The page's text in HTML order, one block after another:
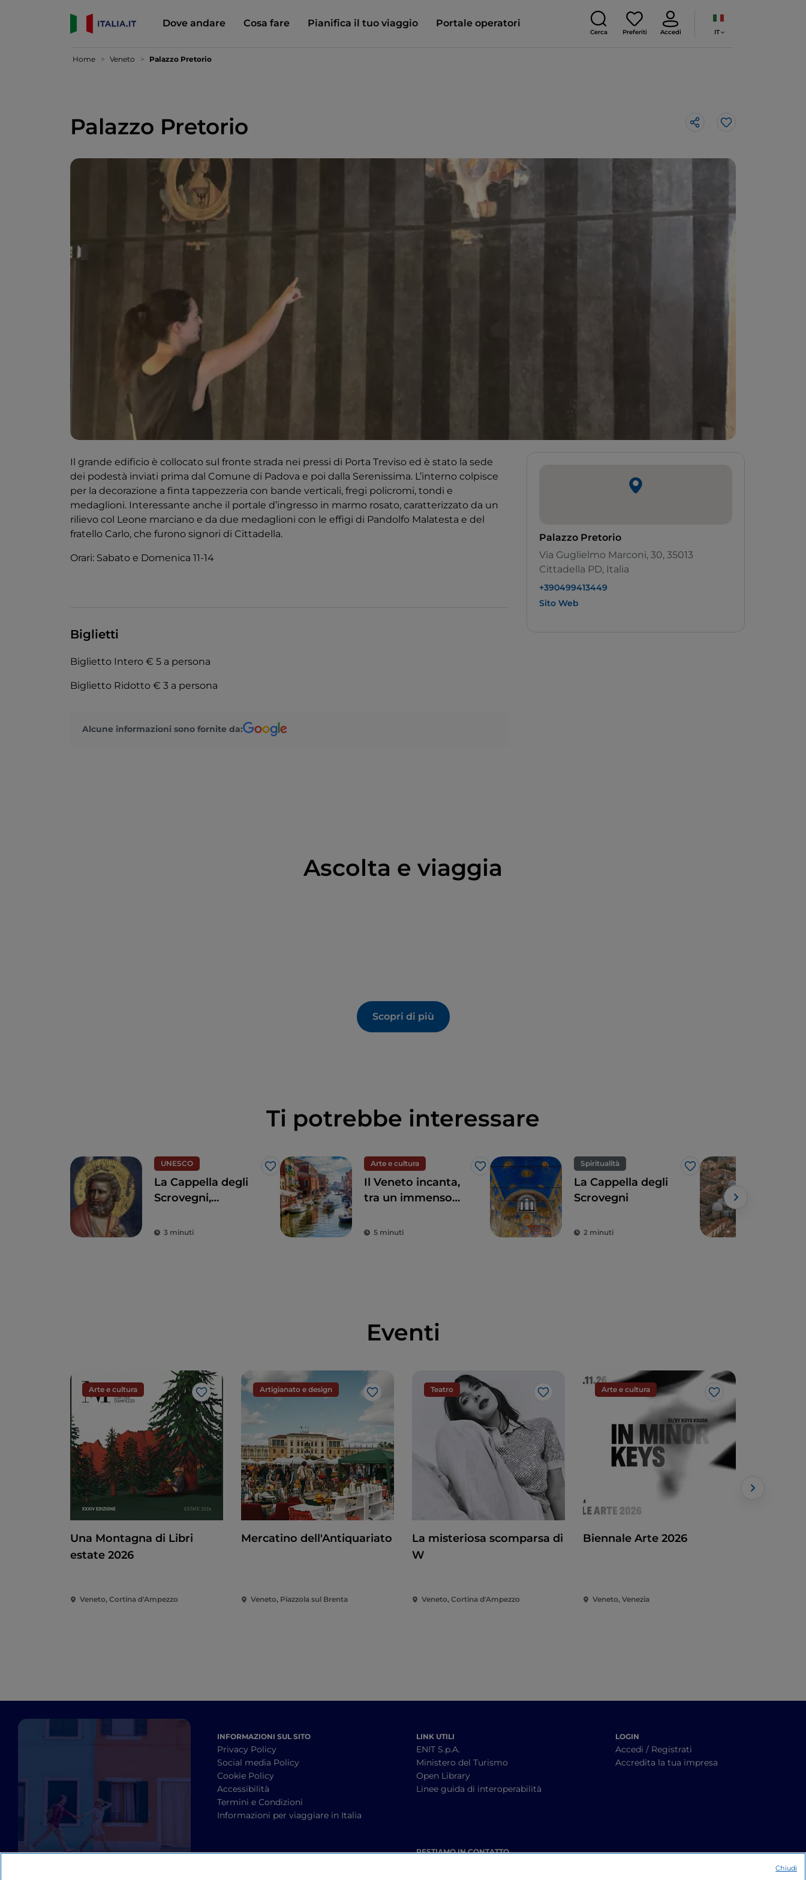
Dove andare Cosa fare Pianifica il tuo viaggio Portale operatori
Cerca Preferiti Accedi IT
Home Veneto Palazzo Pretorio
Palazzo Pretorio Like
Il grande edificio è collocato sul fronte strada nei pressi di Porta Treviso ed è stato la sede
dei podestà inviati prima dal Comune di Padova e poi dalla Serenissima. L’interno colpisce
per la decorazione a finta tappezzeria con bande verticali, fregi policromi, tondi e
medaglioni. Interessante anche il portale d’ingresso in marmo rosato, caratterizzato da un
rilievo col Leone marciano e da due medaglioni con le effigi di Pandolfo Malatesta e del
fratello Carlo, che furono signori di Cittadella.
Orari: Sabato e Domenica 11-14
Biglietti
Biglietto Intero € 5 a persona
Biglietto Ridotto € 3 a persona
Alcune informazioni sono fornite da:
Palazzo Pretorio
Via Guglielmo Marconi, 30, 35013
Cittadella PD, Italia
+390499413449
Sito Web
Ascolta e viaggia
Scopri di più
Ti potrebbe interessare
UNESCO
Like
La Cappella degli
Scrovegni,
Giotto che ha
3 minuti
Arte e cultura
Like
Il Veneto incanta,
tra un immenso
artistico e storico e
5 minuti
Spiritualità
Like
La Cappella degli
Scrovegni
2 minuti
Eventi
Arte e cultura
Like
Una Montagna di Libri
estate 2026
Veneto, Cortina d'Ampezzo
Artigianato e design
Like
Mercatino dell'Antiquariato
Veneto, Piazzola sul Brenta
Teatro
Like
La misteriosa scomparsa di
W
Veneto, Cortina d'Ampezzo
Arte e cultura
Like
Biennale Arte 2026
Veneto, Venezia
INFORMAZIONI SUL SITO
Privacy Policy
Social media Policy
Cookie Policy
Accessibilità
Termini e Condizioni
Informazioni per viaggiare in Italia
LINK UTILI
ENIT S.p.A.
Ministero del Turismo
Open Library
Linee guida di interoperabilità
RESTIAMO IN CONTATTO
LOGIN
Accedi / Registrati
Accredita la tua impresa
Chiudi